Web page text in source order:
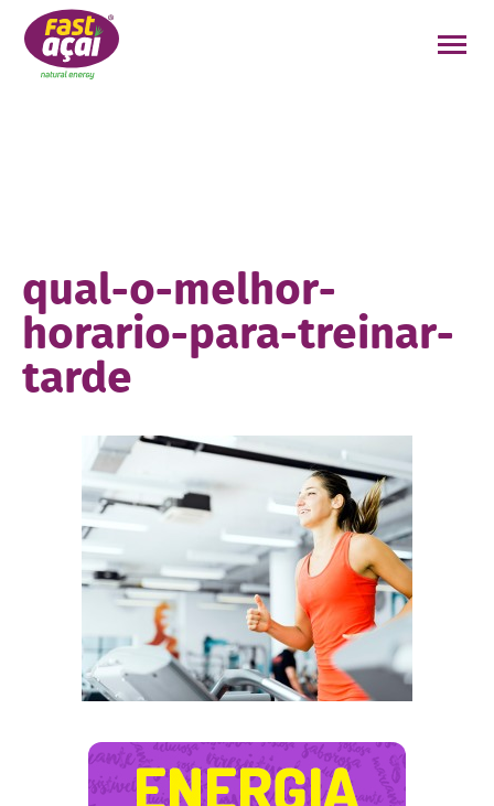
qual-o-melhor-
horario-para-treinar-
tarde